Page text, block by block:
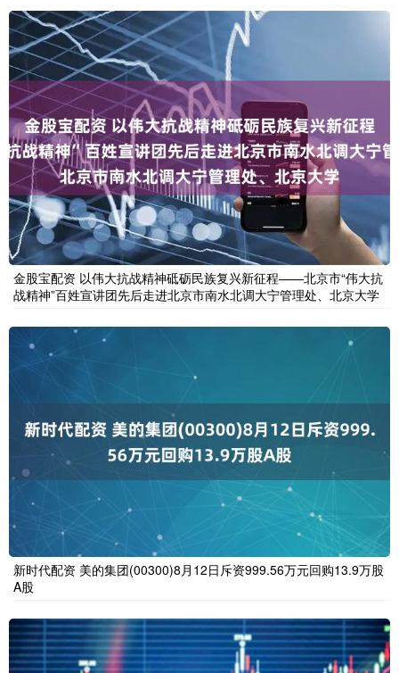
金股宝配资 以伟大抗战精神砥砺民族复兴新征程——北京市“伟大抗
战精神”百姓宣讲团先后走进北京市南水北调大宁管理处、北京大学
新时代配资 美的集团(00300)8月12日斥资999.56万元回购13.9万股
A股